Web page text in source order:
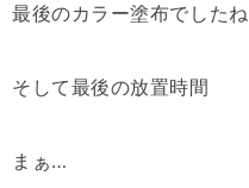
最後のカラー塗布でしたね
そして最後の放置時間
まぁ…